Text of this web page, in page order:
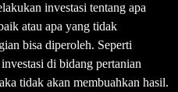
investasi tentang apa
atau apa yang tidak
bisa diperoleh. Seperti
di bidang pertanian
tidak akan membuahkan hasil.